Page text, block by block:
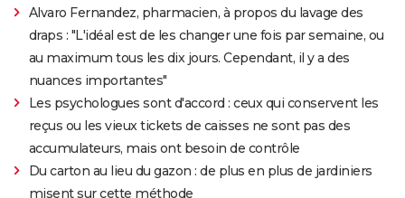
Alvaro Fernandez, pharmacien, à propos du lavage des
draps : "L'idéal est de les changer une fois par semaine, ou
au maximum tous les dix jours. Cependant, il y a des
nuances importantes"
Les psychologues sont d'accord : ceux qui conservent les
reçus ou les vieux tickets de caisses ne sont pas des
accumulateurs, mais ont besoin de contrôle
Du carton au lieu du gazon : de plus en plus de jardiniers
misent sur cette méthode